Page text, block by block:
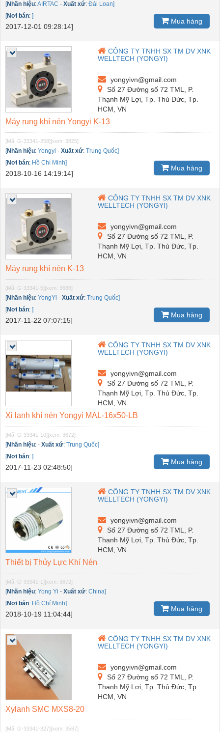
[Nhãn hiệu:AIRTAC - Xuất xứ: Đài Loan]
[Nơi bán: ]
2017-12-01 09:28:14]
Mua hàng
CÔNG TY TNHH SX TM DV XNK
WELLTECH (YONGYI)
yongyivn@gmail.com
Số 27 Đường số 72 TML, P.
Thạnh Mỹ Lợi, Tp. Thủ Đức, Tp.
HCM, VN
Máy rung khí nén Yongyi K-13
[Mã: G-33341-258][xem: 3825]
[Nhãn hiệu: Yongyi - Xuất xứ: Trung Quốc]
[Nơi bán: Hồ Chí Minh]
2018-10-16 14:19:14]
Mua hàng
CÔNG TY TNHH SX TM DV XNK
WELLTECH (YONGYI)
yongyivn@gmail.com
Số 27 Đường số 72 TML, P.
Thạnh Mỹ Lợi, Tp. Thủ Đức, Tp.
HCM, VN
Máy rung khí nén K-13
[Mã: G-33341-5][xem: 3688]
[Nhãn hiệu: YongYi - Xuất xứ: Trung Quốc]
[Nơi bán: ]
2017-11-22 07:07:15]
Mua hàng
CÔNG TY TNHH SX TM DV XNK
WELLTECH (YONGYI)
yongyivn@gmail.com
Số 27 Đường số 72 TML, P.
Thạnh Mỹ Lợi, Tp. Thủ Đức, Tp.
HCM, VN
Xi lanh khí nén Yongyi MAL-16x50-LB
[Mã: G-33341-10][xem: 3672]
[Nhãn hiệu: - Xuất xứ: Trung Quốc]
[Nơi bán: ]
2017-11-23 02:48:50]
Mua hàng
CÔNG TY TNHH SX TM DV XNK
WELLTECH (YONGYI)
yongyivn@gmail.com
Số 27 Đường số 72 TML, P.
Thạnh Mỹ Lợi, Tp. Thủ Đức, Tp.
HCM, VN
Thiết bị Thủy Lực Khí Nén
[Mã: G-33341-1][xem: 3672]
[Nhãn hiệu: Yong Yi - Xuất xứ: China]
[Nơi bán: Hồ Chí Minh]
2018-10-19 11:04:44]
Mua hàng
CÔNG TY TNHH SX TM DV XNK
WELLTECH (YONGYI)
yongyivn@gmail.com
Số 27 Đường số 72 TML, P.
Thạnh Mỹ Lợi, Tp. Thủ Đức, Tp.
HCM, VN
Xylanh SMC MXS8-20
[Mã: G-33341-327][xem: 3587]